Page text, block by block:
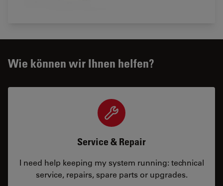
Wie können wir Ihnen helfen?
Service & Repair
I need help keeping my system running: technical
service, repairs, spare parts or upgrades.